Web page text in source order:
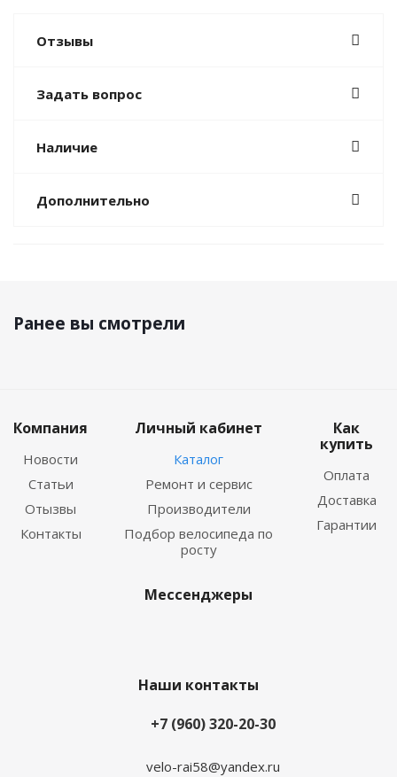
Отзывы
Задать вопрос
Наличие
Дополнительно
Ранее вы смотрели
Компания
Новости
Статьи
Отызвы
Контакты
Личный кабинет
Каталог
Ремонт и сервис
Производители
Подбор велосипеда по
росту
Как
купить
Оплата
Доставка
Гарантии
Мессенджеры
Наши контакты
+7 (960) 320-20-30
velo-rai58@yandex.ru